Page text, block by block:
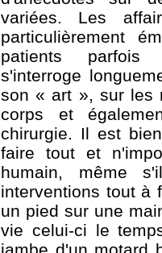
variées. Les
particulièrement
patients parfois
s'interroge
son « art », sur les
corps et
chirurgie. Il est
faire tout et
humain, même
interventions tout à
un pied sur une
vie celui-ci le